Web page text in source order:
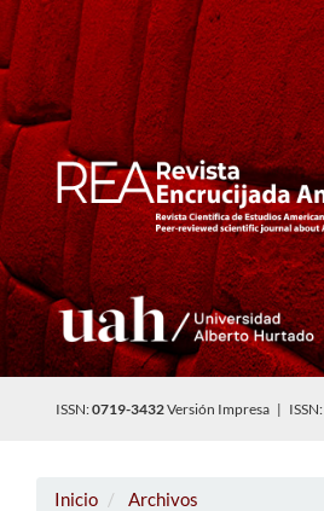
Navegación
principal
Contenido
principal
Barra
lateral
ISSN:0719-3432Versión Impresa | ISSN:
Inicio
Archivos